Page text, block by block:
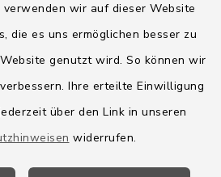
verwenden wir auf dieser Website
die es uns ermöglichen besser zu
genutzt wird. So können wir
Ihre erteilte Einwilligung
über den Link in unseren
widerrufen.